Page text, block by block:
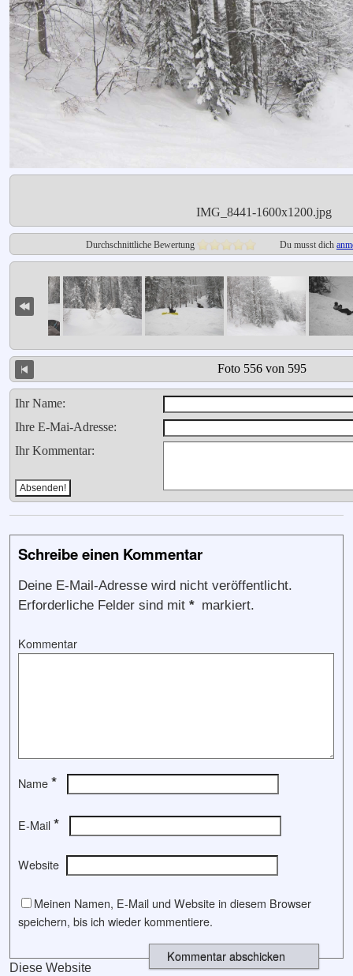
IMG_8441-1600x1200.jpg
Durchschnittliche Bewertung Du musst dich
Foto 556 von 595
Ihr Name:
Ihre E-Mai-Adresse:
Ihr Kommentar:
Schreibe einen Kommentar
Deine E-Mail-Adresse wird nicht veröffentlicht.
Erforderliche Felder sind mit * markiert.
Kommentar
Name *
E-Mail *
Website
Meinen Namen, E-Mail und Website in diesem Browser
speichern, bis ich wieder kommentiere.
Diese Website